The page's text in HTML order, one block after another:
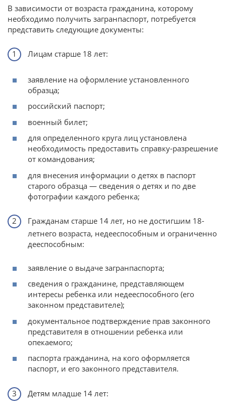
В зависимости от возраста гражданина, которому
необходимо получить загранпаспорт, потребуется
представить следующие документы:
Лицам старше 18 лет:
заявление на оформление установленного
образца;
российский паспорт;
военный билет;
для определенного круга лиц установлена
необходимость предоставить справку-разрешение
от командования;
для внесения информации о детях в паспорт
старого образца — сведения о детях и по две
фотографии каждого ребенка;
Гражданам старше 14 лет, но не достигшим 18-
летнего возраста, недееспособным и ограниченно
дееспособным:
заявление о выдаче загранпаспорта;
сведения о гражданине, представляющем
интересы ребенка или недееспособного (его
законном представителе);
документальное подтверждение прав законного
представителя в отношении ребенка или
опекаемого;
паспорта гражданина, на кого оформляется
паспорт, и его законного представителя.
Детям младше 14 лет: